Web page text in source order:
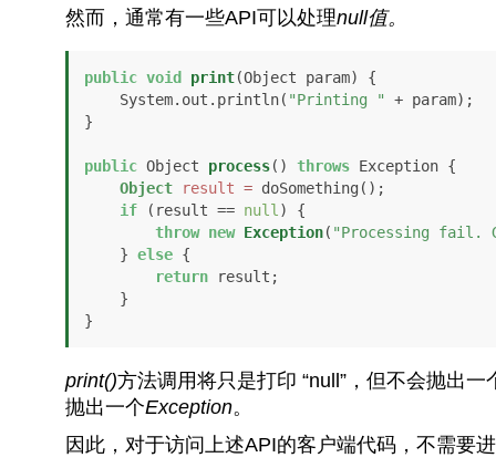
然而，通常有一些API可以处理null值。
public void print(Object param)
{
    System.out.println(
"Printing "
+ param);
}
public Object process() throws Exception {
Object
result = doSomething();
if (result == null ) {
throw new Exception( "Processing fail.
    }
else {
return result;
}
print()方法调用将只是打印 “null”，但不会抛出一
抛出一个Exception。
因此，对于访问上述API的客户端代码，不需要